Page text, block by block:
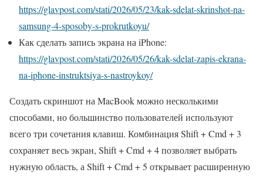
https://glavpost.com/stati/2026/05/23/kak-sdelat-skrinshot-na-
samsung-4-sposoby-s-prokrutkoyu/
Как сделать запись экрана на iPhone:
https://glavpost.com/stati/2026/05/26/kak-sdelat-zapis-ekrana-
na-iphone-instruktsiya-s-nastroykoy/
Создать скриншот на MacBook можно несколькими
способами, но большинство пользователей используют
всего три сочетания клавиш. Комбинация Shift + Cmd + 3
сохраняет весь экран, Shift + Cmd + 4 позволяет выбрать
нужную область, а Shift + Cmd + 5 открывает расширенную